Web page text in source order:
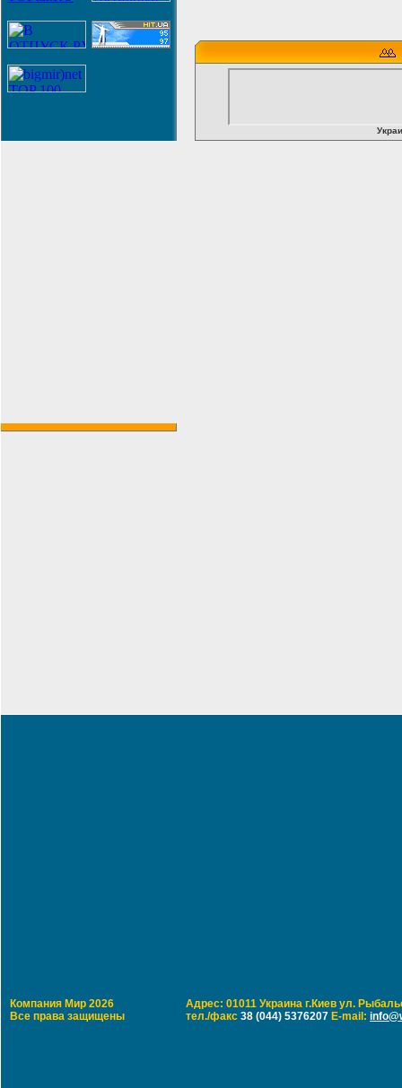
Компания Мир 2026
Все права защищены
Адрес: 01011 Украина г.Киев ул.
тел./факс 38 (044) 5376207 E-mail: